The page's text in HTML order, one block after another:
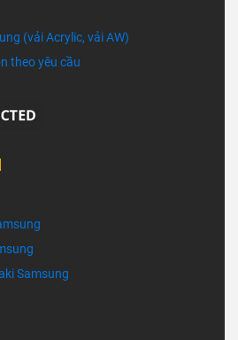
(vải Acrylic, vải AW)
theo yêu cầu
Samsung